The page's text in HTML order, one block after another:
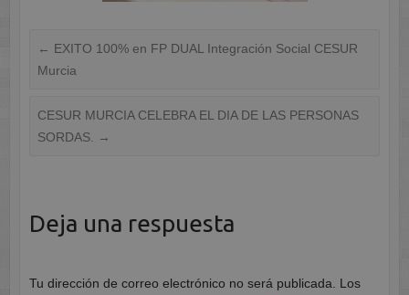
← EXITO 100% en FP DUAL Integración Social CESUR
Murcia
CESUR MURCIA CELEBRA EL DIA DE LAS PERSONAS
SORDAS.
→
Deja una respuesta
Tu dirección de correo electrónico no será publicada.
Los